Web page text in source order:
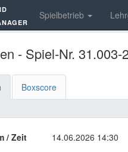
Spielbetrieb
- Spiel-Nr. 31.003-
Boxscore
/ Zeit
14.06.2026 14:30